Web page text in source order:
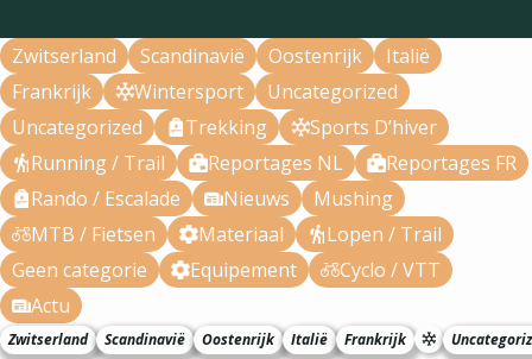
Zwitserland Scandinavië Oostenrijk
Italië
Frankrijk
Wintersport
Uncategorized
Uncategorized
Trekking
Sports D’hiver
Running / Trail
Reportages NL
Reportages FR
Rando / Escalade
Nieuws
Mushing
MTB / Fietsen
Materiaal
Lopen / Trail
Geen categorie
Equipement
Cyclo / VTT
Actu
Zwitserland Scandinavië Oostenrijk Italië Frankrijk